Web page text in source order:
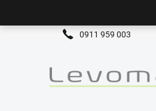
0911 959 003